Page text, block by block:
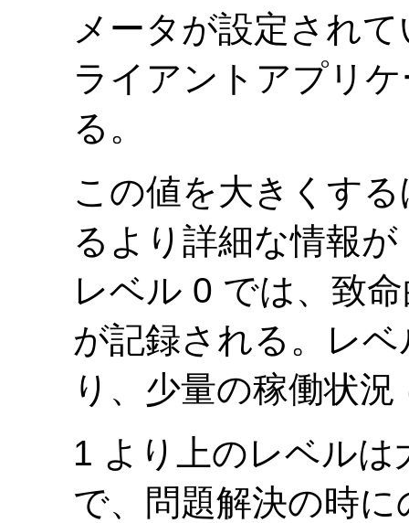
メータが設定され
ライアントアプリ
る。
この値を大きくす
るより詳細な情報
レベル 0 では、致
が記録される。レ
り、少量の稼働状
1 より上のレベル
で、問題解決の時